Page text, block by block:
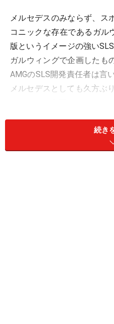
メルセデスのみならず、ス
コニックな存在であるガル
版というイメージの強い
ガルウィングで企画したも
AMGのSLS開発責任者は言
メルセデスとしても久方ぶ
その真意はともかく、SLS
ツカーであった。しかも、
続き